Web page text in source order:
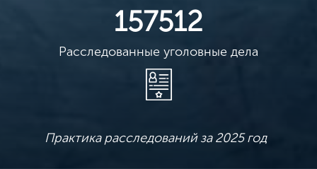
157512
Расследованные уголовные дела
Практика расследований за 2025 год